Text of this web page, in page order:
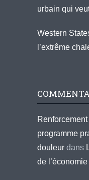
urbain qui
Western
l’extrême
programme
douleur dans
de